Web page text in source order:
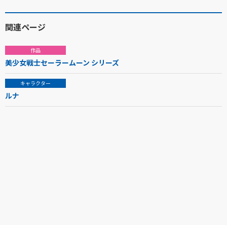
関連ページ
作品
美少女戦士セーラームーン シリーズ
キャラクター
ルナ